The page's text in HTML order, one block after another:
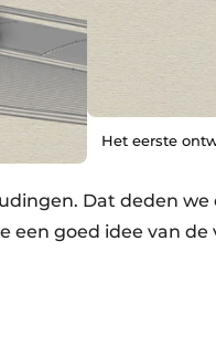
Het eerste
Dat deden
een goed idee van